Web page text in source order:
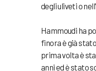
degli uliveti o
Hammoudi ha
finora è già
prima volta è
anni ed è stato